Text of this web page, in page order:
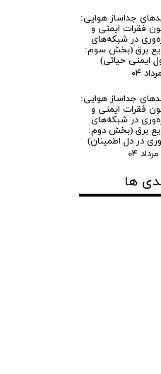
جداساز هوایی:
فقرات ایمنی و
در شبکه‌های
برق (بخش سوم:
ایمنی حیاتی)
جداساز هوایی:
فقرات ایمنی و
در شبکه‌های
برق (بخش دوم:
در دل اطمینان)
ها